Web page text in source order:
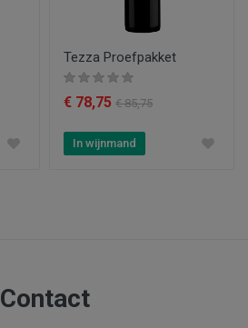
Tezza Proefpakket
€ 78,75 € 85,75
In wijnmand
Contact